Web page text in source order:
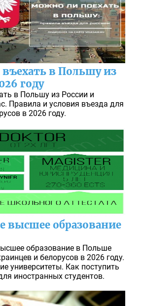
в Польшу из
году
в Польшу из России и
Правила и условия въезда для
в 2026 году.
высшее образование
образование в Польше
и белорусов в 2026 году.
университеты. Как поступить
иностранных студентов.